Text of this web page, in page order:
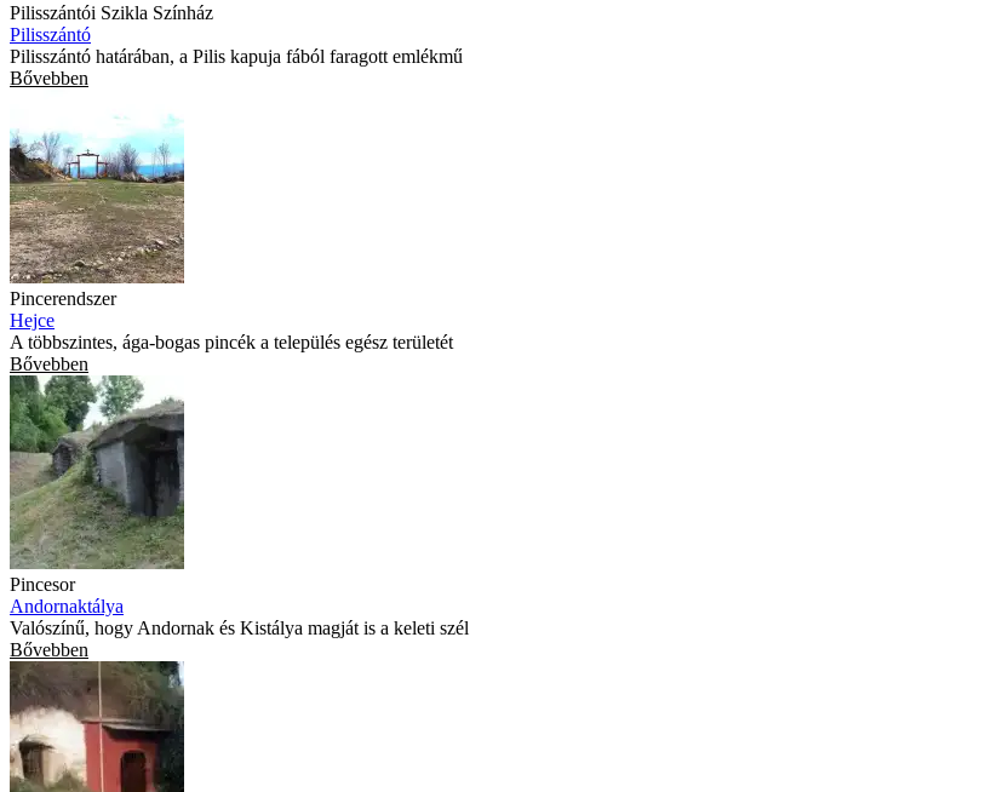
Pilisszántói Szikla Színház
Pilisszántó
Pilisszántó határában, a Pilis kapuja fából faragott emlékmű
Bővebben
Pincerendszer
Hejce
A többszintes, ága-bogas pincék a település egész területét
Bővebben
Pincesor
Andornaktálya
Valószínű, hogy Andornak és Kistálya magját is a keleti szél
Bővebben